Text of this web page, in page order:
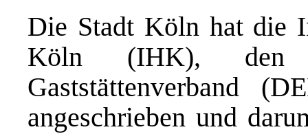
Die Stadt Köln hat die
Köln (IHK), den
Gaststättenverband
angeschrieben und